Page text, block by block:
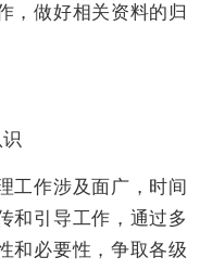
，做好相关资料的归
工作涉及面广，时间
和引导工作，通过多
和必要性，争取各级